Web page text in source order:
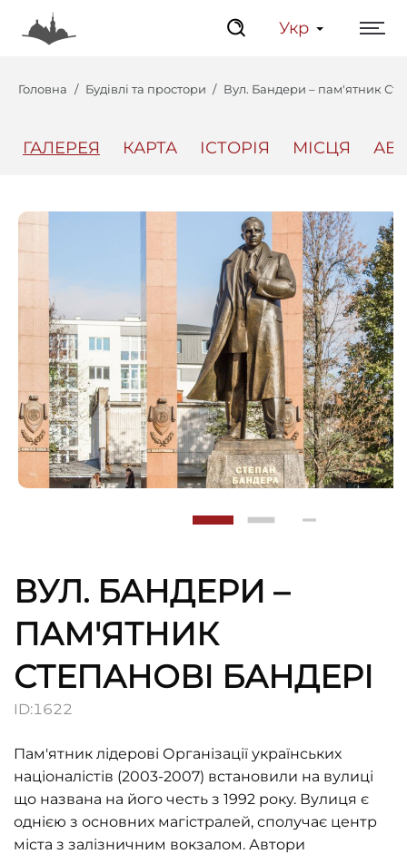
Укр
Головна Будівлі та простори Вул. Бандери – пам'ятник
ГАЛЕРЕЯ КАРТА ІСТОРІЯ МІСЦЯ
ВУЛ. БАНДЕРИ –
ПАМ'ЯТНИК
СТЕПАНОВІ БАНДЕРІ
ID:1622
Пам'ятник лідерові Організації українських
націоналістів (2003-2007) встановили на вулиці
що названа на його честь з 1992 року. Вулиця є
однією з основних магістралей, сполучає центр
міста з залізничним вокзалом. Автори